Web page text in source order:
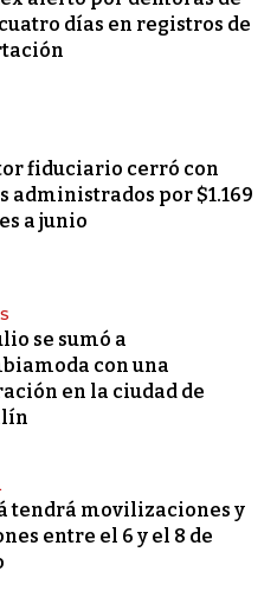
días en registros de
fiduciario cerró con
administrados por $1.169
a junio
se sumó a
con una
en la ciudad de
tendrá movilizaciones y
entre el 6 y el 8 de